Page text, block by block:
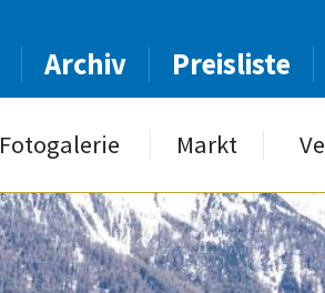
Archiv Preisliste
Fotogalerie Markt